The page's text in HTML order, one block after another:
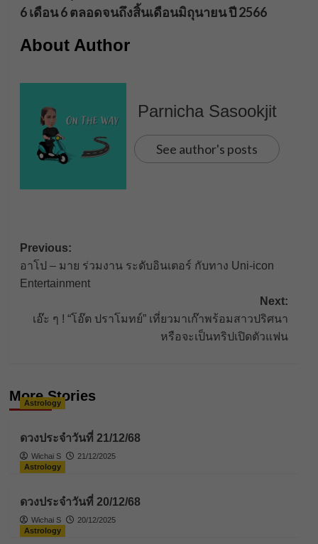
6 เดือน 6 ตลอดจนถึงสิ้นเดือนมิถุนายน ปี 2566
About Author
Parnicha Sasookjit
See author's posts
Post
navigation
Previous:
อาโป – มาย ร่วมงาน ระดับอินเตอร์ กับทาง Uni-icon
Entertainment
Next:
เอ๊ะ ๆ ! “โอ๊ต ปราโมทย์” เที่ยวมาเก๊าพร้อมสาวปริศนา
หรือจะเป็นทริปเปิดตัวแฟน
More Stories
Astrology
ดวงประจำวันที่ 21/12/68
Wichai S
21/12/2025
Astrology
ดวงประจำวันที่ 20/12/68
Wichai S
20/12/2025
Astrology